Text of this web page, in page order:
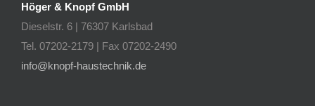
Höger & Knopf GmbH
Dieselstr. 6 | 76307 Karlsbad
Tel. 07202-2179 | Fax 07202-2490
info@knopf-haustechnik.de